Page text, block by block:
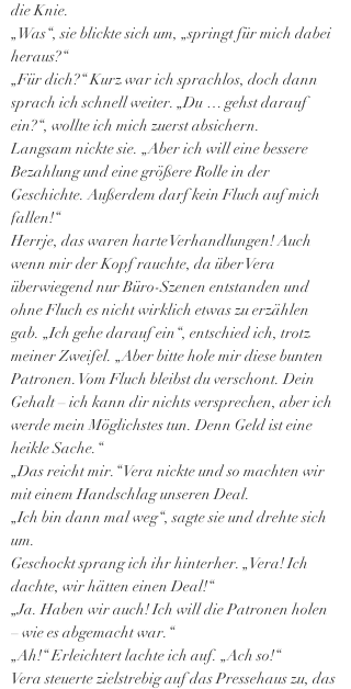
die Knie.
„Was“, sie blickte sich um, „springt für mich dabei
heraus?“
„Für dich?“ Kurz war ich sprachlos, doch dann
sprach ich schnell weiter. „Du … gehst darauf
ein?“, wollte ich mich zuerst absichern.
Langsam nickte sie. „Aber ich will eine bessere
Bezahlung und eine größere Rolle in der
Geschichte. Außerdem darf kein Fluch auf mich
fallen!“
Herrje, das waren harte Verhandlungen! Auch
wenn mir der Kopf rauchte, da über Vera
überwiegend nur Büro-Szenen entstanden und
ohne Fluch es nicht wirklich etwas zu erzählen
gab. „Ich gehe darauf ein“, entschied ich, trotz
meiner Zweifel. „Aber bitte hole mir diese bunten
Patronen. Vom Fluch bleibst du verschont. Dein
Gehalt – ich kann dir nichts versprechen, aber ich
werde mein Möglichstes tun. Denn Geld ist eine
heikle Sache.“
„Das reicht mir.“ Vera nickte und so machten wir
mit einem Handschlag unseren Deal.
„Ich bin dann mal weg“, sagte sie und drehte sich
um.
Geschockt sprang ich ihr hinterher. „Vera! Ich
dachte, wir hätten einen Deal!“
„Ja. Haben wir auch! Ich will die Patronen holen
– wie es abgemacht war.“
„Ah!“ Erleichtert lachte ich auf. „Ach so!“
Vera steuerte zielstrebig auf das Pressehaus zu, das